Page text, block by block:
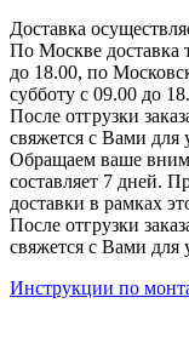
Доставка
По Москве доставка
до 18.00, по
субботу с 09.00 до
После отгрузки
свяжется с Вами для
Обращаем ваше
составляет 7 дней.
доставки в рамках
После отгрузки
свяжется с Вами для
Инструкции по